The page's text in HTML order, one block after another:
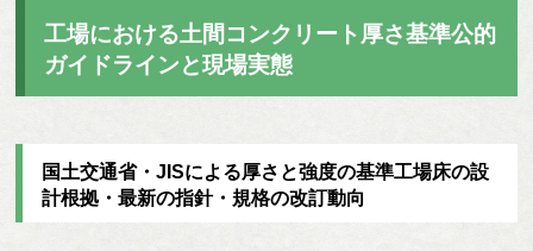
工場における土間コンクリート厚さ基準公的
ガイドラインと現場実態
国土交通省・JISによる厚さと強度の基準工場床の設
計根拠・最新の指針・規格の改訂動向